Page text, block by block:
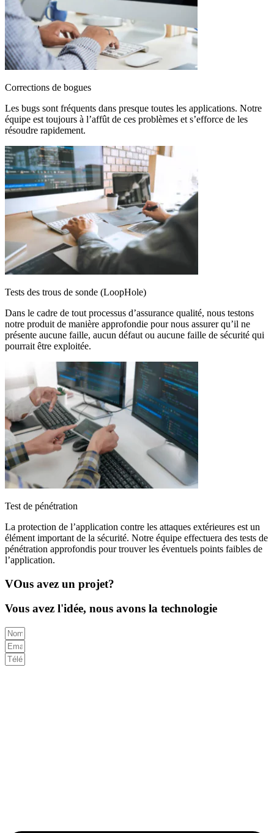
Corrections de bogues
Les bugs sont fréquents dans presque toutes les applications. Notre
équipe est toujours à l’affût de ces problèmes et s’efforce de les
résoudre rapidement.
Tests des trous de sonde (LoopHole)
Dans le cadre de tout processus d’assurance qualité, nous testons
notre produit de manière approfondie pour nous assurer qu’il ne
présente aucune faille, aucun défaut ou aucune faille de sécurité qui
pourrait être exploitée.
Test de pénétration
La protection de l’application contre les attaques extérieures est un
élément important de la sécurité. Notre équipe effectuera des tests de
pénétration approfondis pour trouver les éventuels points faibles de
l’application.
VOus avez un projet?
Vous avez l'idée, nous avons la technologie